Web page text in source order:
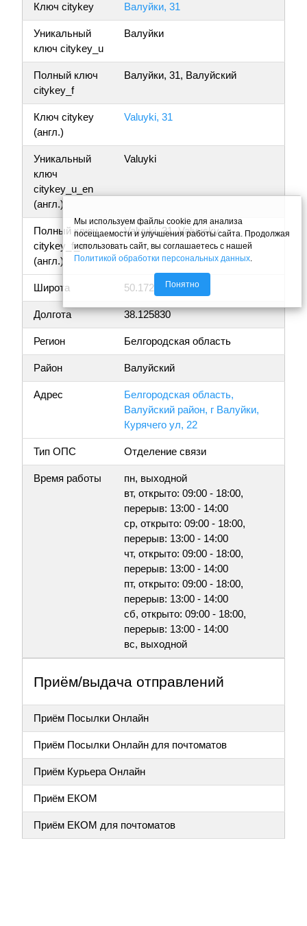
Ключ citykey Валуйки, 31
Уникальный
ключ citykey_u
Валуйки
Полный ключ
citykey_f
Валуйки, 31, Валуйский
Ключ citykey
(англ.)
Valuyki, 31
Уникальный
ключ
citykey_u_en
(англ.)
Valuyki
Полный ключ
citykey_f_en
(англ.)
Valuyki, 31, Valuysky
Широта 50.172739
Долгота 38.125830
Регион Белгородская область
Район Валуйский
Адрес
Белгородская область,
Валуйский район, г Валуйки,
Курячего ул, 22
Тип ОПС Отделение связи
Время работы
пн, выходной
вт, открыто: 09:00 - 18:00,
перерыв: 13:00 - 14:00
ср, открыто: 09:00 - 18:00,
перерыв: 13:00 - 14:00
чт, открыто: 09:00 - 18:00,
перерыв: 13:00 - 14:00
пт, открыто: 09:00 - 18:00,
перерыв: 13:00 - 14:00
сб, открыто: 09:00 - 18:00,
перерыв: 13:00 - 14:00
вс, выходной
Приём/выдача отправлений
Приём Посылки Онлайн
Приём Посылки Онлайн для почтоматов
Приём Курьера Онлайн
Приём ЕКОМ
Приём ЕКОМ для почтоматов
Мы используем файлы cookie для анализа
посещаемости и улучшения работы сайта. Продолжая
использовать сайт, вы соглашаетесь с нашей
Политикой обработки персональных данных
Понятно